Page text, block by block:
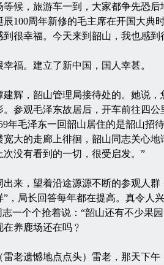
候，旅游车一到，大家都争先恐
100周年新修的毛主席在开国大典
很幸福。今天来到韶山，我也感到
。建立了新中国，国人幸甚。
，韶山管理局接待处的。她说，
参观毛泽东故居后，开车前往四
年毛泽东一回韶山居住的是韶山招
大的走廊上徘徊，韶山同志关心
没有看到的一切，很受启发。”
，望着沿途源源不断的参观人群
，局长回答每年都在提高。真令人
一个个抢着说：“韶山还有不少果
养鹿场还在吗﹖
遗憾地点点头）雷老，那天下午